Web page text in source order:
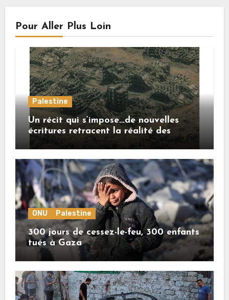
Pour Aller Plus Loin
Palestine
Un récit qui s’impose…de nouvelles
écritures retracent la réalité des
crimes sionistes à Gaza
ONU Palestine
300 jours de cessez-le-feu, 300 enfants
tués à Gaza